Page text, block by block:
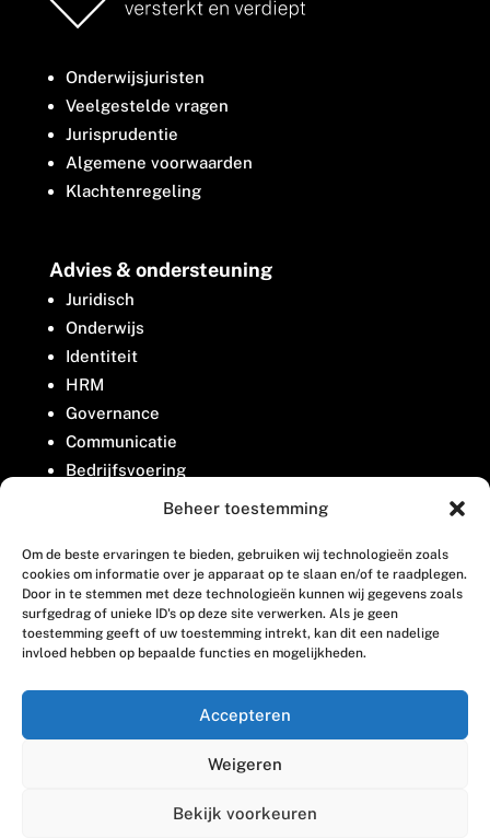
Beheer toestemming
Om de beste ervaringen te bieden, gebruiken wij technologieën zoals
cookies om informatie over je apparaat op te slaan en/of te raadplegen.
Door in te stemmen met deze technologieën kunnen wij gegevens zoals
surfgedrag of unieke ID's op deze site verwerken. Als je geen
toestemming geeft of uw toestemming intrekt, kan dit een nadelige
invloed hebben op bepaalde functies en mogelijkheden.
Accepteren
Weigeren
Bekijk voorkeuren
Onderwijsjuristen
Veelgestelde vragen
Jurisprudentie
Algemene voorwaarden
Klachtenregeling
Advies & ondersteuning
Juridisch
Onderwijs
Identiteit
HRM
Governance
Communicatie
Bedrijfsvoering
Belangenbehartiging
Contact
Houttuinlaan 8
3447 GM Woerden